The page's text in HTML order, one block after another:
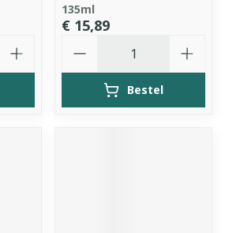
135ml
€ 15,89
Bestel